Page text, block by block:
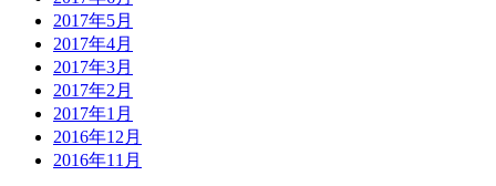
2017年5月
2017年4月
2017年3月
2017年2月
2017年1月
2016年12月
2016年11月